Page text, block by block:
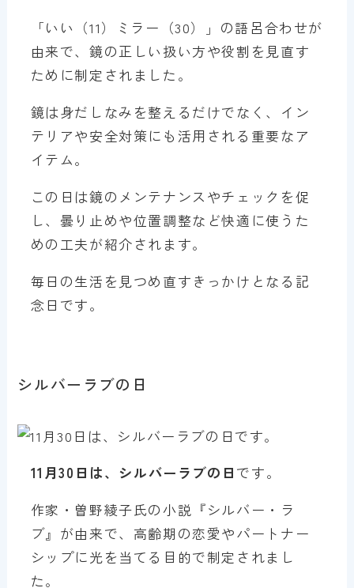
「いい（11）ミラー（30）」の語呂合わせが
由来で、鏡の正しい扱い方や役割を見直す
ために制定されました。
鏡は身だしなみを整えるだけでなく、イン
テリアや安全対策にも活用される重要なア
イテム。
この日は鏡のメンテナンスやチェックを促
し、曇り止めや位置調整など快適に使うた
めの工夫が紹介されます。
毎日の生活を見つめ直すきっかけとなる記
念日です。
シルバーラブの日
11月30日は、シルバーラブの日 です。
作家・曽野綾子氏の小説『シルバー・ラ
ブ』が由来で、高齢期の恋愛やパートナー
シップに光を当てる目的で制定されまし
た。